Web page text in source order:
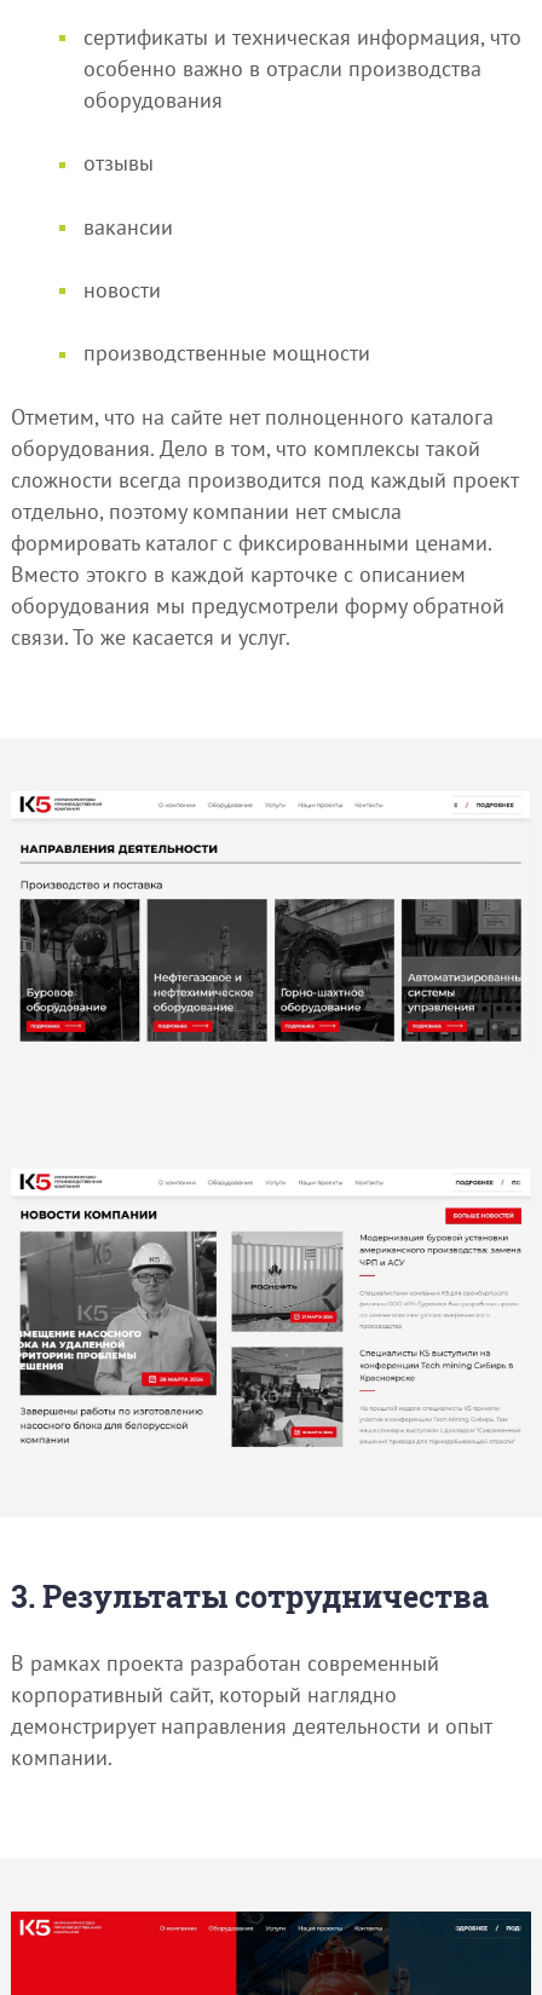
сертификаты и техническая информация, что
особенно важно в отрасли производства
оборудования
отзывы
вакансии
новости
производственные мощности
Отметим, что на сайте нет полноценного каталога
оборудования. Дело в том, что комплексы такой
сложности всегда производится под каждый проект
отдельно, поэтому компании нет смысла
формировать каталог с фиксированными ценами.
Вместо этокго в каждой карточке с описанием
оборудования мы предусмотрели форму обратной
связи. То же касается и услуг.
3. Результаты сотрудничества
В рамках проекта разработан современный
корпоративный сайт, который наглядно
демонстрирует направления деятельности и опыт
компании.